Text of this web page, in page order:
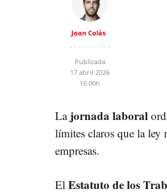
Joan Colás
Publicada
17 abril 2026
16:00h
La jornada laboral
límites claros que la ley
empresas.
El Estatuto de los